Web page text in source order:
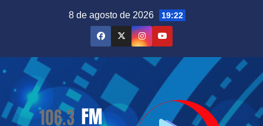
8 de agosto de 2026 19:22